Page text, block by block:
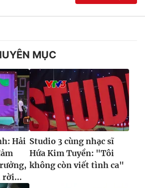
MỤC
Hải
rời...
Studio 3 cùng nhạc sĩ
Hứa Kim Tuyền: "Tôi
không còn viết tình ca"